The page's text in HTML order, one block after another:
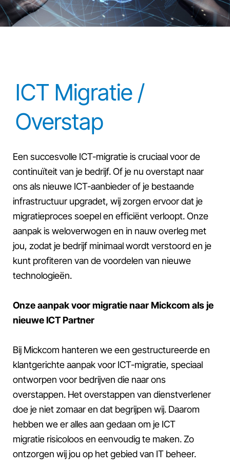
ICT Migratie /
Overstap
Een succesvolle ICT-migratie is cruciaal voor de
continuïteit van je bedrijf. Of je nu overstapt naar
ons als nieuwe ICT-aanbieder of je bestaande
infrastructuur upgradet, wij zorgen ervoor dat je
migratieproces soepel en efficiënt verloopt. Onze
aanpak is weloverwogen en in nauw overleg met
jou, zodat je bedrijf minimaal wordt verstoord en je
kunt profiteren van de voordelen van nieuwe
technologieën.
Onze aanpak voor migratie naar Mickcom als je
nieuwe ICT Partner
Bij Mickcom hanteren we een gestructureerde en
klantgerichte aanpak voor ICT-migratie, speciaal
ontworpen voor bedrijven die naar ons
overstappen. Het overstappen van dienstverlener
doe je niet zomaar en dat begrijpen wij. Daarom
hebben we er alles aan gedaan om je ICT
migratie risicoloos en eenvoudig te maken. Zo
ontzorgen wij jou op het gebied van IT beheer.